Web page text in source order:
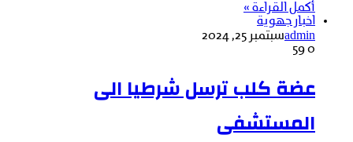
أكمل القراءة »
اخبار جهوية
adminسبتمبر 25, 2024
0
عضة كلب ترسل شرطيا الى
المستشفى